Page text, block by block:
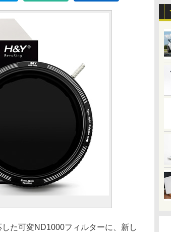
た可変ND1000フィルターに、新し